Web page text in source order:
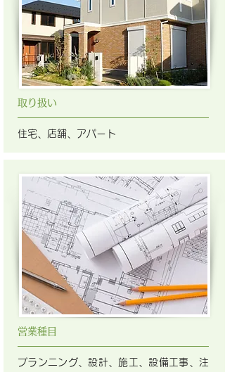
取り扱い
住宅、店舗、アパート
営業種目
プランニング、設計、施工、設備工事、注